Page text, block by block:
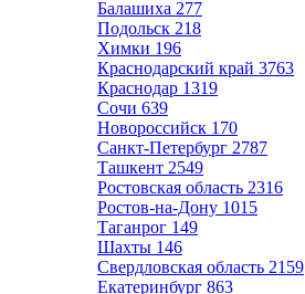
Балашиха 277
Подольск 218
Химки 196
Краснодарский край 3763
Краснодар 1319
Сочи 639
Новороссийск 170
Санкт-Петербург 2787
Ташкент 2549
Ростовская область 2316
Ростов-на-Дону 1015
Таганрог 149
Шахты 146
Свердловская область 2159
Екатеринбург 863